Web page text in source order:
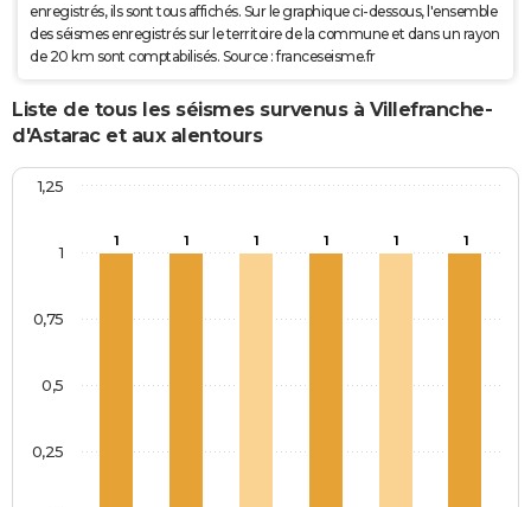
enregistrés, ils sont tous affichés. Sur le graphique ci-dessous, l'ensemble
des séismes enregistrés sur le territoire de la commune et dans un rayon
de 20 km sont comptabilisés. Source : franceseisme.fr
Liste de tous les séismes survenus à Villefranche-
d'Astarac et aux alentours
1 1 1 1 1 1
0,25
0,5
0,75
1
1,25